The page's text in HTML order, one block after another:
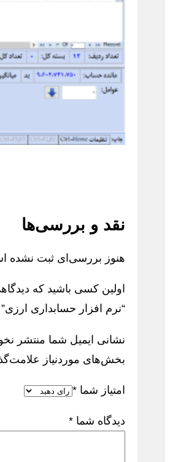
نقد و بررسی‌ها
هنوز بررسی‌ای ثبت نشده
اولین کسی باشید که
“نرم افزار حسابداری ارزی”
نشانی ایمیل شما منتشر
بخش‌های موردنیاز
امتیاز شما *
دیدگاه شما *